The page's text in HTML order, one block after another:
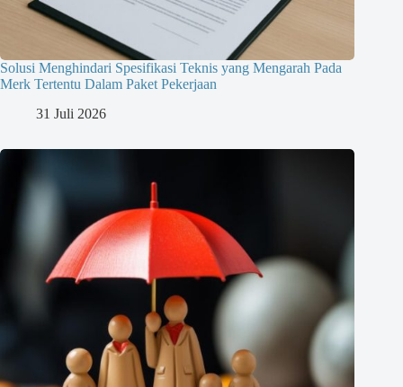
Solusi Menghindari Spesifikasi Teknis yang Mengarah Pada
Merk Tertentu Dalam Paket Pekerjaan
31 Juli 2026